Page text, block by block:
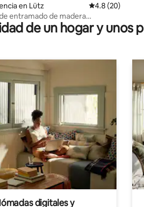
en Lütz Calificación
4.8 (20)
entramado de madera
Casa de vacaciones Mosel
de un hogar y unos
digitales y